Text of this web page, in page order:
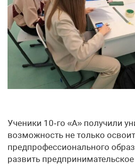
Ученики 10‑го «А» получили
возможность не только
предпрофессионального
развить